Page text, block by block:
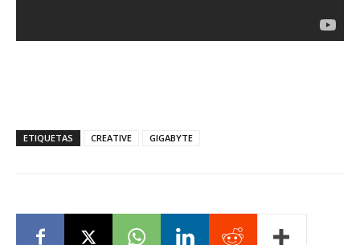
ETIQUETAS CREATIVE GIGABYTE